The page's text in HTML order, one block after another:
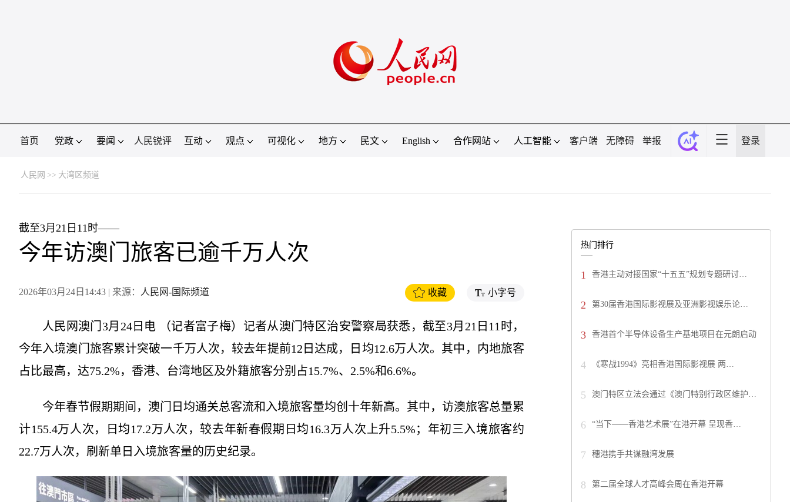
首页 党政 要闻 人民锐评 互动 观点 可视化 地方 民文 English 合作网站 人工智能 客户端 无障碍 举报 登录
人民网 >> 大湾区频道
截至3月21日11时——
今年访澳门旅客已逾千万人次
2026年03月24日14:43 | 来源： 人民网-国际频道 收藏 小字号
人民网澳门3月24日电 （记者富子梅）记者从澳门特区治安警察局获悉，截至3月21日11时，
今年入境澳门旅客累计突破一千万人次，较去年提前12日达成，日均12.6万人次。其中，内地旅客
占比最高，达75.2%，香港、台湾地区及外籍旅客分别占15.7%、2.5%和6.6%。
今年春节假期期间，澳门日均通关总客流和入境旅客量均创十年新高。其中，访澳旅客总量累
计155.4万人次，日均17.2万人次，较去年新春假期日均16.3万人次上升5.5%；年初三入境旅客约
22.7万人次，刷新单日入境旅客量的历史纪录。
热门排行
1 香港主动对接国家“十五五”规划专题研讨…
2 第30届香港国际影视展及亚洲影视娱乐论…
3 香港首个半导体设备生产基地项目在元朗启动
4 《寒战1994》亮相香港国际影视展 两…
5 澳门特区立法会通过《澳门特别行政区维护…
6 “当下——香港艺术展”在港开幕 呈现香…
7 穗港携手共谋融湾发展
8 第二届全球人才高峰会周在香港开幕